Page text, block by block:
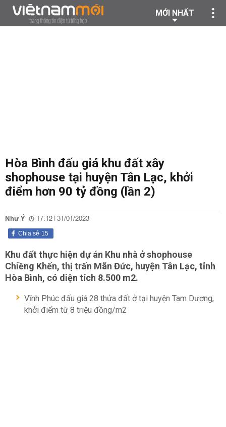
MỚI NHẤT
Hòa Bình đấu giá khu đất xây
shophouse tại huyện Tân Lạc, khởi
điểm hơn 90 tỷ đồng (lần 2)
Như Ý 17:12 | 31/01/2023
15
Chia sẻ
Khu đất thực hiện dự án Khu nhà ở shophouse
Chiềng Khến, thị trấn Mãn Đức, huyện Tân Lạc, tỉnh
Hòa Bình, có diện tích 8.500 m2.
Vĩnh Phúc đấu giá 28 thửa đất ở tại huyện Tam Dương,
khởi điểm từ 8 triệu đồng/m2